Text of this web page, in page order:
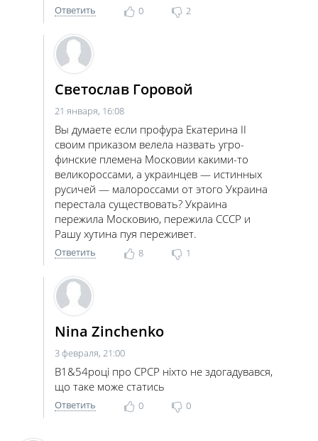
Ответить 0 2
Светослав Горовой
21 января, 16:08
Вы думаете если профура Екатерина II
своим приказом велела назвать угро-
финские племена Московии какими-то
великороссами, а украинцев — истинных
русичей — малороссами от этого Украина
перестала существовать? Украина
пережила Московию, пережила СССР и
Рашу хутина пуя переживет.
Ответить 8 1
Nina Zinchenko
3 февраля, 21:00
В1&54році про СРСР ніхто не здогадувався,
що таке може статись
Ответить 0 0